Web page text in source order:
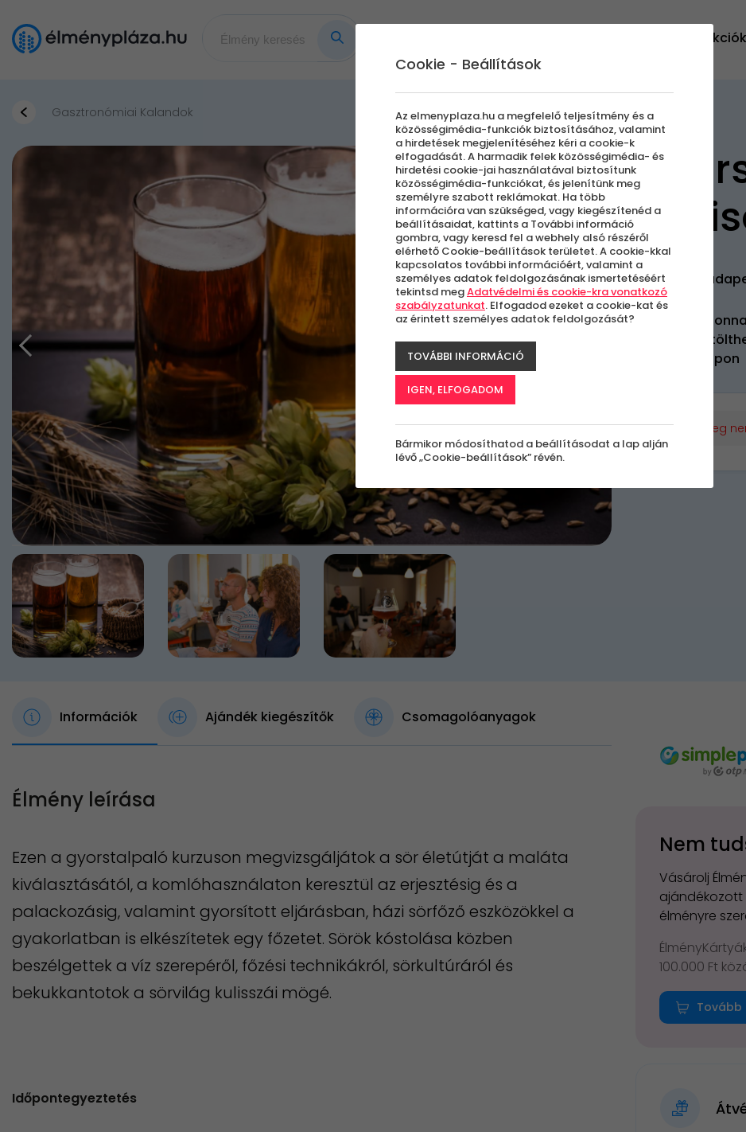
Akciók
Gasztronómiai Kalandok
kupon
Jelenleg
Információk Ajándék kiegészítők Csomagolóanyagok
Élmény leírása
Ezen a gyorstalpaló kurzuson megvizsgáljátok a sör életútját a maláta
kiválasztásától, a komlóhasználaton keresztül az erjesztésig és a
palackozásig, valamint gyorsított eljárásban, házi sörfőző eszközökkel a
gyakorlatban is elkészítetek egy főzetet. Sörök kóstolása közben
beszélgettek a víz szerepéről, főzési technikákról, sörkultúráról és
bekukkantotok a sörvilág kulisszái mögé.
Időpontegyeztetés
Nem
Vásárolj
ajándékozott
élményre
100.000 Ft
Tovább
Cookie - Beállítások
Az elmenyplaza.hu a megfelelő teljesítmény és a
közösségimédia-funkciók biztosításához, valamint
a hirdetések megjelenítéséhez kéri a cookie-k
elfogadását. A harmadik felek közösségimédia- és
hirdetési cookie-jai használatával biztosítunk
közösségimédia-funkciókat, és jelenítünk meg
személyre szabott reklámokat. Ha több
információra van szükséged, vagy kiegészítenéd a
beállításaidat, kattints a További információ
gombra, vagy keresd fel a webhely alsó részéről
elérhető Cookie-beállítások területet. A cookie-kkal
kapcsolatos további információért, valamint a
személyes adatok feldolgozásának ismertetéséért
tekintsd megAdatvédelmi és cookie-kra vonatkozó
szabályzatunkat. Elfogadod ezeket a cookie-kat és
az érintett személyes adatok feldolgozását?
TOVÁBBI INFORMÁCIÓ
IGEN, ELFOGADOM
Bármikor módosíthatod a beállításodat a lap alján
lévő „Cookie-beállítások” révén.